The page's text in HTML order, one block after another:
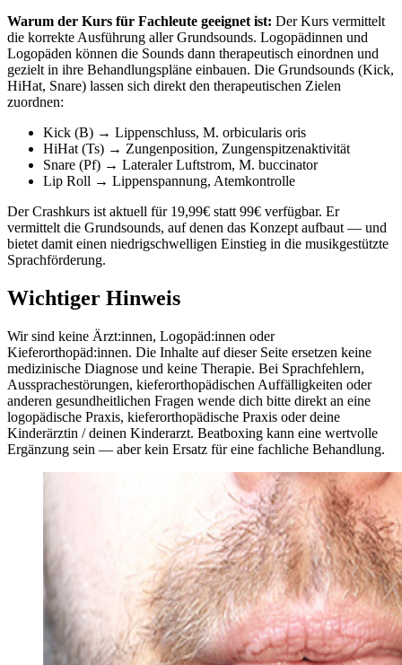
Warum der Kurs für Fachleute geeignet ist: Der Kurs vermittelt
die korrekte Ausführung aller Grundsounds. Logopädinnen und
Logopäden können die Sounds dann therapeutisch einordnen und
gezielt in ihre Behandlungspläne einbauen. Die Grundsounds (Kick,
HiHat, Snare) lassen sich direkt den therapeutischen Zielen
zuordnen:
Kick (B) → Lippenschluss, M. orbicularis oris
HiHat (Ts) → Zungenposition, Zungenspitzenaktivität
Snare (Pf) → Lateraler Luftstrom, M. buccinator
Lip Roll → Lippenspannung, Atemkontrolle
Der Crashkurs ist aktuell für 19,99€ statt 99€ verfügbar. Er
vermittelt die Grundsounds, auf denen das Konzept aufbaut — und
bietet damit einen niedrigschwelligen Einstieg in die musikgestützte
Sprachförderung.
Wichtiger Hinweis
Wir sind keine Ärzt:innen, Logopäd:innen oder
Kieferorthopäd:innen. Die Inhalte auf dieser Seite ersetzen keine
medizinische Diagnose und keine Therapie. Bei Sprachfehlern,
Aussprachestörungen, kieferorthopädischen Auffälligkeiten oder
anderen gesundheitlichen Fragen wende dich bitte direkt an eine
logopädische Praxis, kieferorthopädische Praxis oder deine
Kinderärztin / deinen Kinderarzt. Beatboxing kann eine wertvolle
Ergänzung sein — aber kein Ersatz für eine fachliche Behandlung.